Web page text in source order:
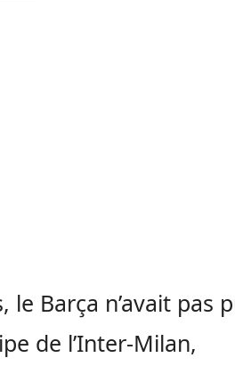
Barça n’avait pas
de l’Inter-Milan,